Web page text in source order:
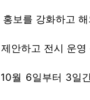
보를 강화하고
안하고 전시 운
월 6일부터 3